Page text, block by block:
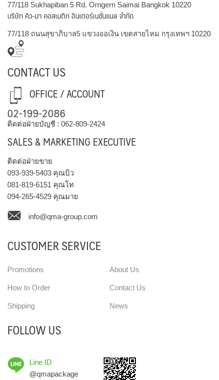
77/118 Sukhapiban 5 Rd. Orngern Saimai Bangkok 10220
บริษัท คิว-มา คอสเมติก อินเตอร์เนชั่นแนล จำกัด
77/118 ถนนสุขาภิบาล5 แขวงออเงิน เขตสายไหม กรุงเทพฯ 10220
CONTACT US
OFFICE / ACCOUNT
02-199-2086
ติดต่อฝ่ายบัญชี : 062-809-2424
SALES & MARKETING EXECUTIVE
ติดต่อฝ่ายขาย
093-939-5403 คุณบิว
081-819-6151 คุณโท
094-265-4529 คุณมาย
info@qma-group.com
CUSTOMER SERVICE
Promotions
How to Order
Shipping
About Us
Contact Us
News
FOLLOW US
Line ID
@qmapackage